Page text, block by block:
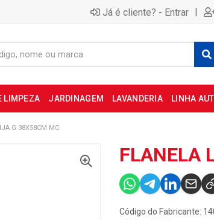
Já é cliente? - Entrar |
LIMPEZA JARDINAGEM LAVANDERIA LINHA
G 38X58CM MC
FLANELA
Código do Fabricante: